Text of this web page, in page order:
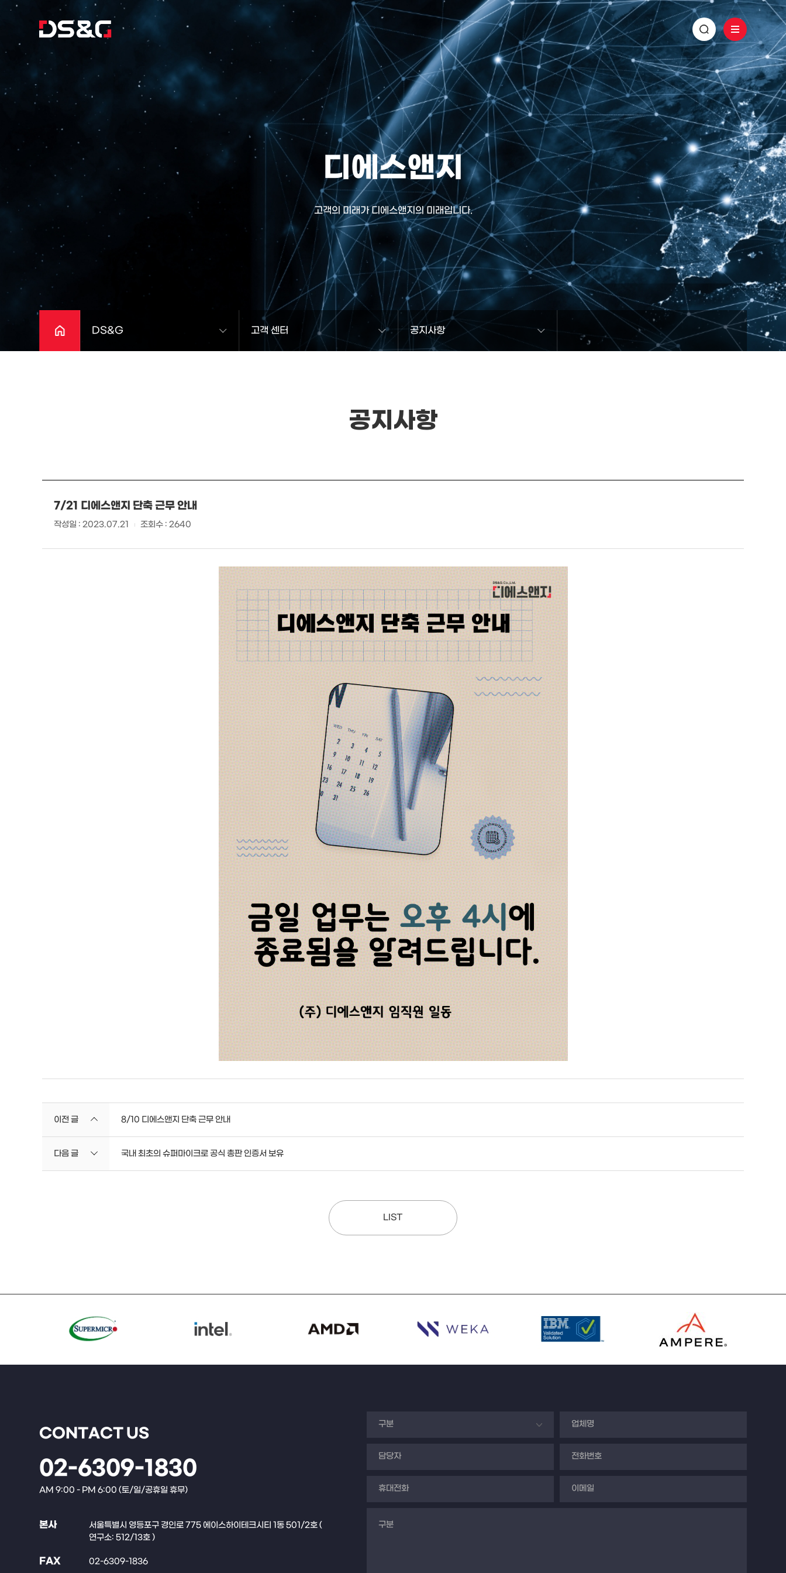
디에스앤지
고객의 미래가 디에스앤지의 미래입니다.
DS&G 고객 센터 공지사항
공지사항
7/21 디에스앤지 단축 근무 안내
작성일 : 2023.07.21 조회수 : 2640
이전 글 8/10 디에스앤지 단축 근무 안내
다음 글 국내 최초의 슈퍼마이크로 공식 총판 인증서 보유
LIST
CONTACT US
02-6309-1830
AM 9:00 - PM 6:00 (토/일/공휴일 휴무)
본사
서울특별시 영등포구 경인로 775 에이스하이테크시티 1동 501/2호 (
연구소: 512/13호 )
FAX 02-6309-1836